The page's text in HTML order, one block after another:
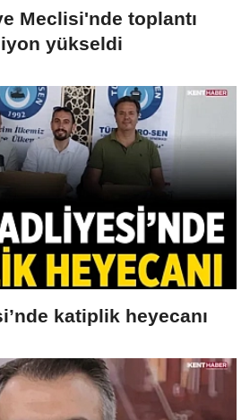
Meclisi'nde toplantı
yükseldi
katiplik heyecanı